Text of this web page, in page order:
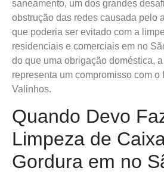
saneamento, um dos grandes
obstrução das redes causada pelo
que poderia ser evitado com a
residenciais e comerciais em no
do que uma obrigação doméstica,
representa um compromisso com o
Valinhos.
Quando Devo
Limpeza de
Gordura em no